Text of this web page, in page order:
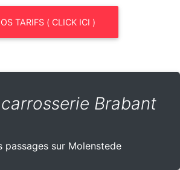
TARIFS ( CLICK ICI )
Brabant
passages sur Molenstede